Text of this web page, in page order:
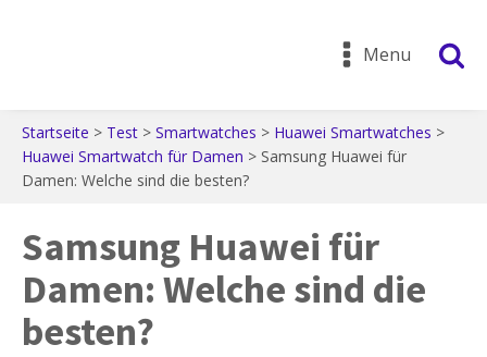
Menu
Startseite > Test > Smartwatches > Huawei Smartwatches >
Huawei Smartwatch für Damen > Samsung Huawei für
Damen: Welche sind die besten?
Samsung Huawei für
Damen: Welche sind die
besten?